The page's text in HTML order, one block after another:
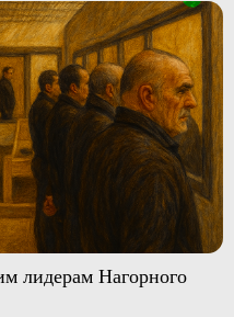
лидерам Нагорного